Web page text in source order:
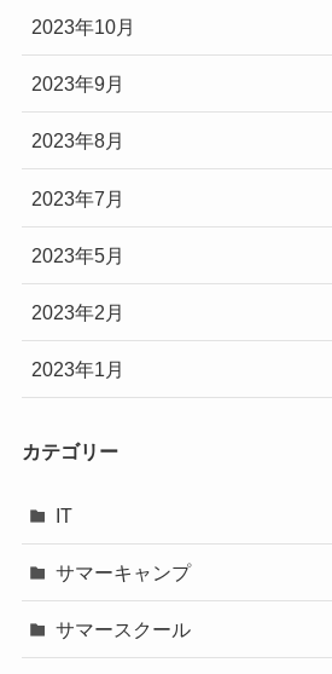
2023年10月
2023年9月
2023年8月
2023年7月
2023年5月
2023年2月
2023年1月
カテゴリー
IT
サマーキャンプ
サマースクール